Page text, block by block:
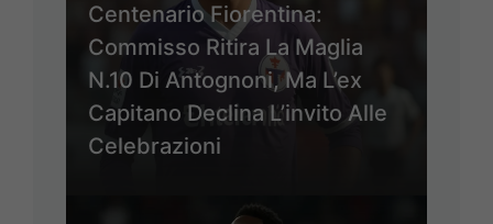
Centenario Fiorentina:
Commisso Ritira La Maglia
N.10 Di Antognoni, Ma L’ex
Capitano Declina L’invito Alle
Celebrazioni